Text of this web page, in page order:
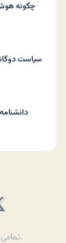
چگونه
سیاست
تمامی حقوق برای عصیان محفوظ است.